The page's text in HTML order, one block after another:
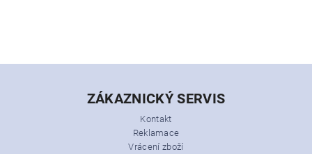
ZÁKAZNICKÝ SERVIS
Kontakt
Reklamace
Vrácení zboží